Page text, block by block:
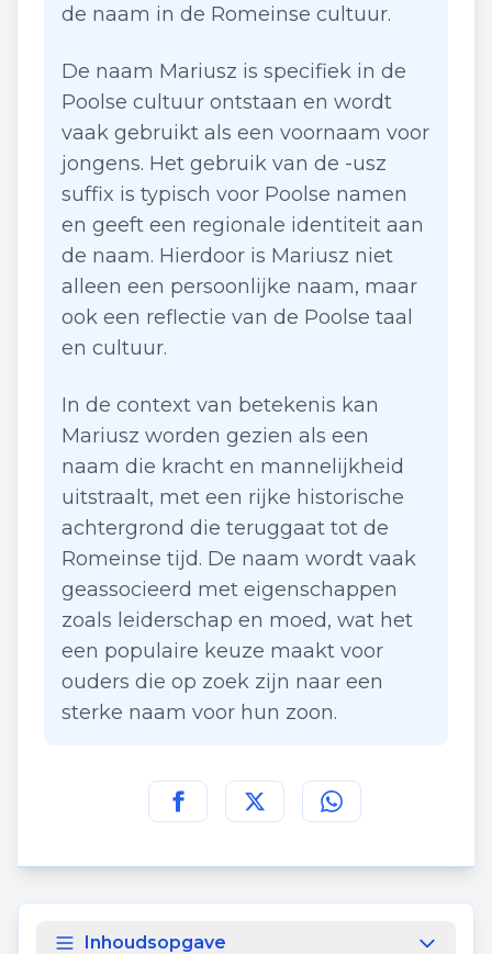
de naam in de Romeinse cultuur.
De naam Mariusz is specifiek in de
Poolse cultuur ontstaan en wordt
vaak gebruikt als een voornaam voor
jongens. Het gebruik van de -usz
suffix is typisch voor Poolse namen
en geeft een regionale identiteit aan
de naam. Hierdoor is Mariusz niet
alleen een persoonlijke naam, maar
ook een reflectie van de Poolse taal
en cultuur.
In de context van betekenis kan
Mariusz worden gezien als een
naam die kracht en mannelijkheid
uitstraalt, met een rijke historische
achtergrond die teruggaat tot de
Romeinse tijd. De naam wordt vaak
geassocieerd met eigenschappen
zoals leiderschap en moed, wat het
een populaire keuze maakt voor
ouders die op zoek zijn naar een
sterke naam voor hun zoon.
Deel deze pagina op
Deel deze pagina op
Deel deze pagina
Inhoudsopgave